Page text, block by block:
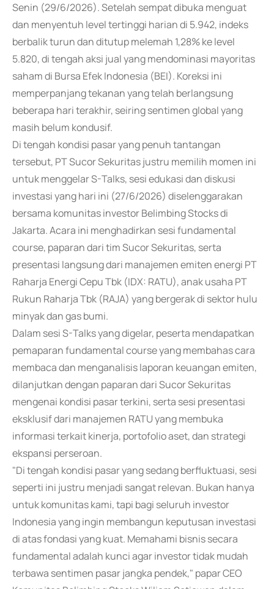
Senin (29/6/2026). Setelah sempat dibuka menguat
dan menyentuh level tertinggi harian di 5.942, indeks
berbalik turun dan ditutup melemah 1,28% ke level
5.820, di tengah aksi jual yang mendominasi mayoritas
saham di Bursa Efek Indonesia (BEI). Koreksi ini
memperpanjang tekanan yang telah berlangsung
beberapa hari terakhir, seiring sentimen global yang
masih belum kondusif.
Di tengah kondisi pasar yang penuh tantangan
tersebut, PT Sucor Sekuritas justru memilih momen ini
untuk menggelar S-Talks, sesi edukasi dan diskusi
investasi yang hari ini (27/6/2026) diselenggarakan
bersama komunitas investor Belimbing Stocks di
Jakarta. Acara ini menghadirkan sesi fundamental
course, paparan dari tim Sucor Sekuritas, serta
presentasi langsung dari manajemen emiten energi PT
Raharja Energi Cepu Tbk (IDX: RATU), anak usaha PT
Rukun Raharja Tbk (RAJA) yang bergerak di sektor hulu
minyak dan gas bumi.
Dalam sesi S-Talks yang digelar, peserta mendapatkan
pemaparan fundamental course yang membahas cara
membaca dan menganalisis laporan keuangan emiten,
dilanjutkan dengan paparan dari Sucor Sekuritas
mengenai kondisi pasar terkini, serta sesi presentasi
eksklusif dari manajemen RATU yang membuka
informasi terkait kinerja, portofolio aset, dan strategi
ekspansi perseroan.
"Di tengah kondisi pasar yang sedang berfluktuasi, sesi
seperti ini justru menjadi sangat relevan. Bukan hanya
untuk komunitas kami, tapi bagi seluruh investor
Indonesia yang ingin membangun keputusan investasi
di atas fondasi yang kuat. Memahami bisnis secara
fundamental adalah kunci agar investor tidak mudah
terbawa sentimen pasar jangka pendek," papar CEO